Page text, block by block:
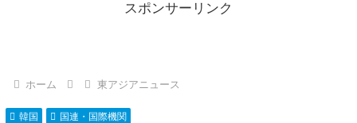
スポンサーリンク
ホーム 東アジアニュース
韓国 国連・国際機関